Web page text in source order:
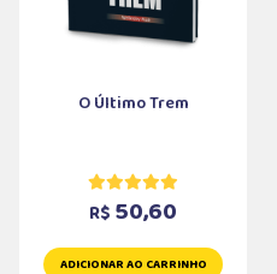
O Último Trem
R$ 50,60
ADICIONAR AO CARRINHO